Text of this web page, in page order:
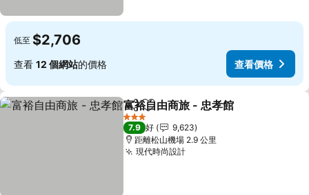
低至 $2,706
查看 12 個網站的價格 查看價格
分享 放到收藏夾
富裕自由商旅 - 忠孝館
3 星級
7.9 好
9,623
距離松山機場 2.9 公里
現代時尚設計查看價格